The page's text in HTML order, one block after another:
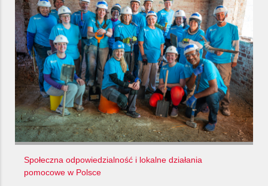
Społeczna odpowiedzialność i lokalne działania
pomocowe w Polsce